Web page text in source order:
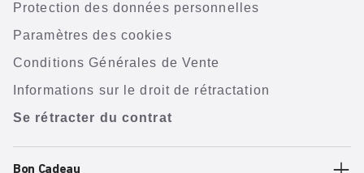
Protection des données personnelles
Paramètres des cookies
Conditions Générales de Vente
Informations sur le droit de rétractation
Se rétracter du contrat
Bon Cadeau